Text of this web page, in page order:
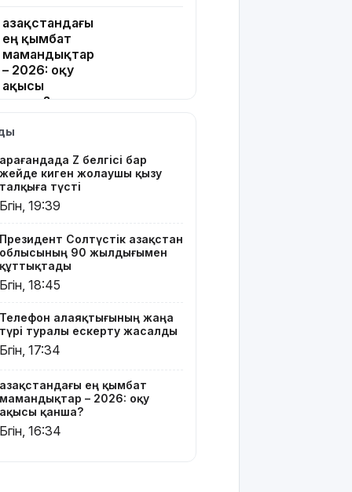
Қазақстандағы
ең қымбат
мамандықтар
– 2026: оқу
ақысы
қанша?
Ұлдана
қатысты іс
сотқа
жолданды
қашқандар:
«Жел
үңгірі»
хитке
Жасанды
интеллектіні
міндеттейтін
болып
жатыр
Қарағандада Z белгісі бар
жейде киген жолаушы қызу
талқыға түсті
Бүгін, 19:39
Президент Солтүстік Қазақстан
облысының 90 жылдығымен
құттықтады
Бүгін, 18:45
Телефон алаяқтығының жаңа
түрі туралы ескерту жасалды
Бүгін, 17:34
Қазақстандағы ең қымбат
мамандықтар – 2026: оқу
ақысы қанша?
Бүгін, 16:34